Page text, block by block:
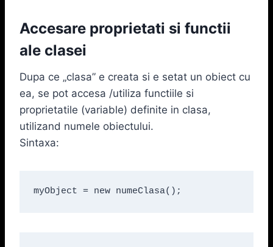
Accesare proprietati si functii
ale clasei
Dupa ce „clasa” e creata si e setat un obiect cu
ea, se pot accesa /utiliza functiile si
proprietatile (variable) definite in clasa,
utilizand numele obiectului.
Sintaxa:
myObject = new numeClasa();